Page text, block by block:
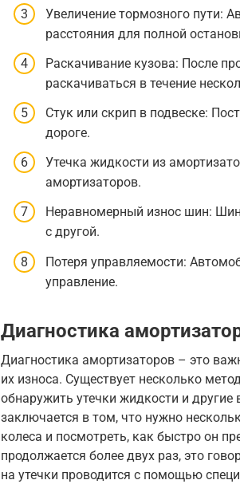
Увеличение тормозного пути:
расстояния для полной
Раскачивание кузова: После
раскачиваться в течение
Стук или скрип в подвеске:
дороге.
Утечка жидкости из
амортизаторов.
Неравномерный износ шин:
с другой.
Потеря управляемости:
управление.
Диагностика
Диагностика амортизаторов – это
их износа. Существует несколько
обнаружить утечки жидкости и
заключается в том, что нужно
колеса и посмотреть, как быстро он
продолжается более двух раз, это
на утечки проводится с помощью